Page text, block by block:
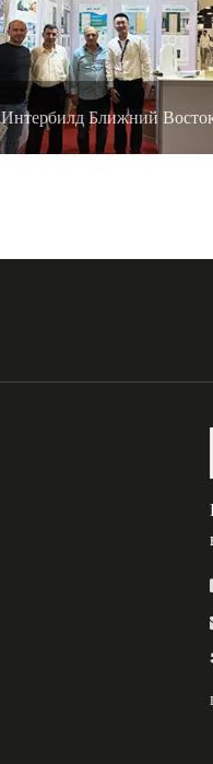
Интербилд Ближний